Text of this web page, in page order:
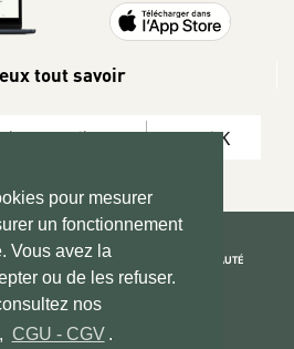
pour mesurer
un fonctionnement
Vous avez la
ou de les refuser.
nos
, CGU - CGV .
tout savoir
OK
REJOIGNEZ LA COMMUNAUTÉ